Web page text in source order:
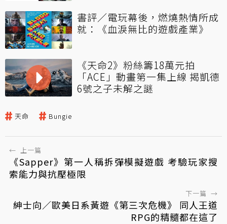
書評／電玩幕後，燃燒熱情所成
就：《血淚無比的遊戲產業》
《天命2》粉絲籌18萬元拍
「ACE」動畫第一集上線 揭凱德
6號之子未解之謎
天命 Bungie
← 上一篇
《Sapper》第一人稱拆彈模擬遊戲 考驗玩家搜
索能力與抗壓極限
下一篇 →
紳士向／歐美日系黃遊《第三次危機》 同人王道
RPG的精髓都在這了